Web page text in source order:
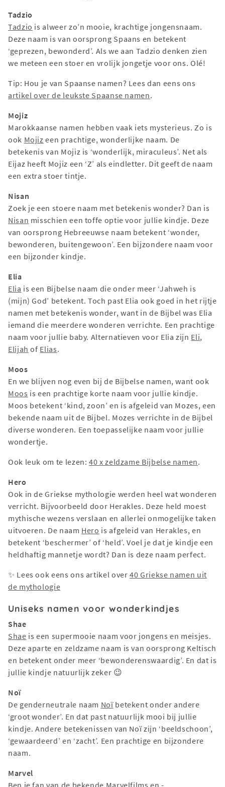
Tadzio
Tadzio is alweer zo’n mooie, krachtige jongensnaam.
Deze naam is van oorsprong Spaans en betekent
‘geprezen, bewonderd’. Als we aan Tadzio denken zien
we meteen een stoer en vrolijk jongetje voor ons. Olé!
Tip: Hou je van Spaanse namen? Lees dan eens ons
artikel over de leukste Spaanse namen.
Mojiz
Marokkaanse namen hebben vaak iets mysterieus. Zo is
ook Mojiz een prachtige, wonderlijke naam. De
betekenis van Mojiz is ‘wonderlijk, miraculeus’. Net als
Eijaz heeft Mojiz een ‘Z’ als eindletter. Dit geeft de naam
een extra stoer tintje.
Nisan
Zoek je een stoere naam met betekenis wonder? Dan is
Nisan misschien een toffe optie voor jullie kindje. Deze
van oorsprong Hebreeuwse naam betekent ‘wonder,
bewonderen, buitengewoon’. Een bijzondere naam voor
een bijzonder kindje.
Elia
Elia is een Bijbelse naam die onder meer ‘Jahweh is
(mijn) God’ betekent. Toch past Elia ook goed in het rijtje
namen met betekenis wonder, want in de Bijbel was Elia
iemand die meerdere wonderen verrichte. Een prachtige
naam voor jullie baby. Alternatieven voor Elia zijn Eli,
Elijah of Elias.
Moos
En we blijven nog even bij de Bijbelse namen, want ook
Moos is een prachtige korte naam voor jullie kindje.
Moos betekent ‘kind, zoon’ en is afgeleid van Mozes, een
bekende naam uit de Bijbel. Mozes verrichte in de Bijbel
diverse wonderen. Een toepasselijke naam voor jullie
wondertje.
Ook leuk om te lezen:40 x zeldzame Bijbelse namen.
Hero
Ook in de Griekse mythologie werden heel wat wonderen
verricht. Bijvoorbeeld door Herakles. Deze held moest
mythische wezens verslaan en allerlei onmogelijke taken
uitvoeren. De naam Hero is afgeleid van Herakles, en
betekent ‘beschermer’ of ‘held’. Voel je dat je kindje een
heldhaftig mannetje wordt? Dan is deze naam perfect.
✨ Lees ook eens ons artikel over40 Griekse namen uit
de mythologie
Uniseks namen voor wonderkindjes
Shae
Shae is een supermooie naam voor jongens en meisjes.
Deze aparte en zeldzame naam is van oorsprong Keltisch
en betekent onder meer ‘bewonderenswaardig’. En dat is
jullie kindje natuurlijk zeker 😉
Noï
De genderneutrale naam Noïbetekent onder andere
‘groot wonder’. En dat past natuurlijk mooi bij jullie
kindje. Andere betekenissen van Noï zijn ‘beeldschoon’,
‘gewaardeerd’ en ‘zacht’. Een prachtige en bijzondere
naam.
Marvel
Ben je fan van de bekende Marvelfilms en -